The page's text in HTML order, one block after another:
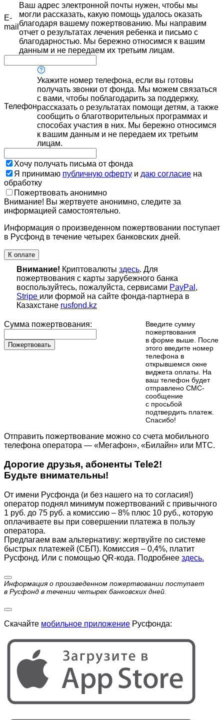
E-
mail
Ваш адрес электронной почты нужен, чтобы мы
могли рассказать, какую помощь удалось оказать
благодаря вашему пожертвованию. Мы направим
отчет о результатах лечения ребенка и письмо с
благодарностью. Мы бережно относимся к вашим
данным и не передаем их третьим лицам.
Телефон
Укажите номер телефона, если вы готовы
получать звонки от фонда. Мы можем связаться
с вами, чтобы поблагодарить за поддержку,
рассказать о результатах помощи детям, а также
сообщить о благотворительных программах и
способах участия в них. Мы бережно относимся
к вашим данным и не передаем их третьим
лицам.
Хочу получать письма от фонда
Я принимаю публичную оферту и даю согласие на
обработку
Пожертвовать анонимно
Внимание! Вы жертвуете анонимно, следите за
информацией самостоятельно.
Информация о произведенном пожертвовании поступает
в Русфонд в течение четырех банковских дней.
К оплате
Внимание! Криптовалюты здесь. Для
пожертвования с карты зарубежного банка
воспользуйтесь, пожалуйста, сервисами PayPal ,
Stripe или формой на сайте фонда-партнера в
Казахстане rusfond.kz
Сумма пожертвования:
Пожертвовать
Введите сумму
пожертвования
в форме выше. После
этого введите номер
телефона в
открывшемся окне
виджета оплаты. На
ваш телефон будет
отправлено СМС-
сообщение
с просьбой
подтвердить платеж.
Cпасибо!
Отправить пожертвование можно со счета мобильного
телефона оператора — «Мегафон», «Билайн» или МТС.
Дорогие друзья, абоненты Tele2!
Будьте внимательны!
От имени Русфонда (и без нашего на то согласия!)
оператор поднял минимум пожертвований с привычного
1 руб. до 75 руб. а комиссию – 8% плюс 10 руб., которую
оплачиваете вы при совершении платежа в пользу
оператора.
Предлагаем вам альтернативу: жертвуйте по cистеме
быстрых платежей (СБП). Комиссия – 0,4%, платит
Русфонд. Или с помощью QR-кода. Подробнее здесь.
Информация о произведенном пожертвовании поступает
в Русфонд в течении четырех банковских дней.
Скачайте мобильное приложение Русфонда: